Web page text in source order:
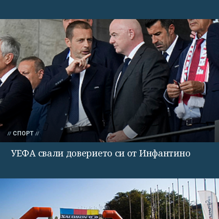
СПОРТ
УЕФА свали доверието си от Инфантино